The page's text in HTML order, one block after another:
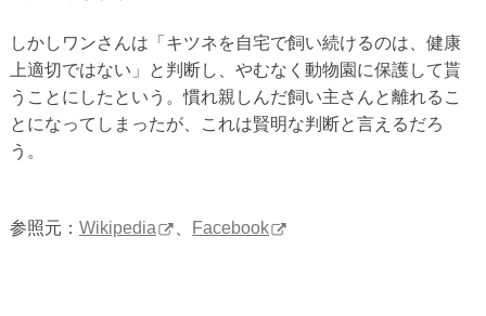
しかしワンさんは「キツネを自宅で飼い続けるのは、健康
上適切ではない」と判断し、やむなく動物園に保護して貰
うことにしたという。慣れ親しんだ飼い主さんと離れるこ
とになってしまったが、これは賢明な判断と言えるだろ
う。
参照元： Wikipedia 、 Facebook